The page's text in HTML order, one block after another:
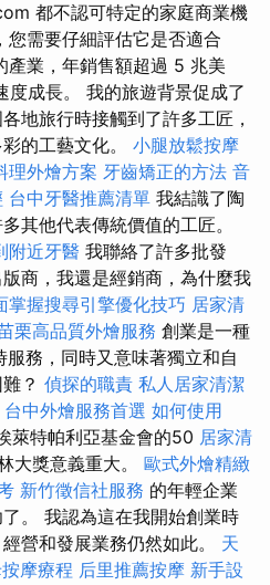
都不認可特定的家庭商業機
需要仔細評估它是否適合
產業，年銷售額超過 5 兆美
度成長。 我的旅遊背景促成了
地旅行時接觸到了許多工匠，
的工藝文化。 小腿放鬆按摩
理外燴方案 牙齒矯正的方法 音
台中牙醫推薦清單 我結識了陶
其他代表傳統價值的工匠。
附近牙醫 我聯絡了許多批發
商，我還是經銷商，為什麼我
掌握搜尋引擎優化技巧 居家清
栗高品質外燴服務 創業是一種
務，同時又意味著獨立和自
？ 偵探的職責 私人居家清潔
台中外燴服務首選 如何使用
萊特帕利亞基金會的50 居家清
大獎意義重大。 歐式外燴精緻
新竹徵信社服務 的年輕企業
。 我認為這在我開始創業時
營和發展業務仍然如此。 天
摩療程 后里推薦按摩 新手設